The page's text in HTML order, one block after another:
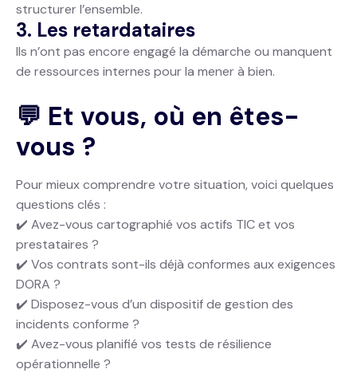
structurer l’ensemble.
3. Les retardataires
Ils n’ont pas encore engagé la démarche ou manquent
de ressources internes pour la mener à bien.
💬 Et vous, où en êtes-
vous ?
Pour mieux comprendre votre situation, voici quelques
questions clés :
✔️ Avez-vous cartographié vos actifs TIC et vos
prestataires ?
✔️ Vos contrats sont-ils déjà conformes aux exigences
DORA ?
✔️ Disposez-vous d’un dispositif de gestion des
incidents conforme ?
✔️ Avez-vous planifié vos tests de résilience
opérationnelle ?